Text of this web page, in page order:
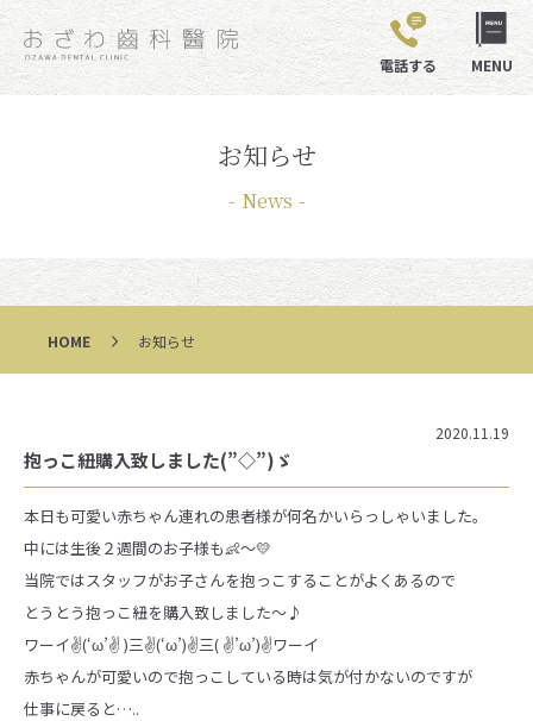
電話する MENU
お知らせ
News
HOME お知らせ
抱っこ紐購入致しました(”◇”)ゞ
2020.11.19
本日も可愛い赤ちゃん連れの患者様が何名かいらっしゃいました。
中には生後２週間のお子様も👶～💛
当院ではスタッフがお子さんを抱っこすることがよくあるので
とうとう抱っこ紐を購入致しました～♪
ワーイ✌(‘ω’✌ )三✌(‘ω’)✌三( ✌’ω’)✌ワーイ
赤ちゃんが可愛いので抱っこしている時は気が付かないのですが
仕事に戻ると…..